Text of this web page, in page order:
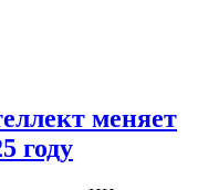
меняет
году